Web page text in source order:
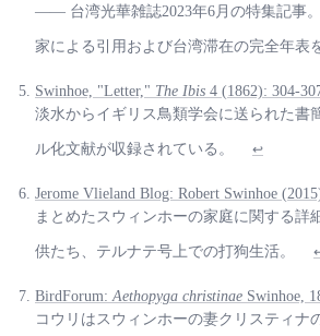
—— 台湾光華雑誌2023年6月の特集記事
家による引用および台湾滞在の完全年表
Swinhoe, "Letter," The Ibis 4 (1862): 304-
淡水からイギリス鳥類学会に送られた書
ル化文献が収録されている。 ↩
Jerome Vlieland Blog: Robert Swinhoe
まとめたスウィンホーの家庭に関する詳
供たち、テルナテ号上での打狗生活。
BirdForum: Aethopyga christinae Swinhoe,
コウリはスウィンホーの妻クリスティナ